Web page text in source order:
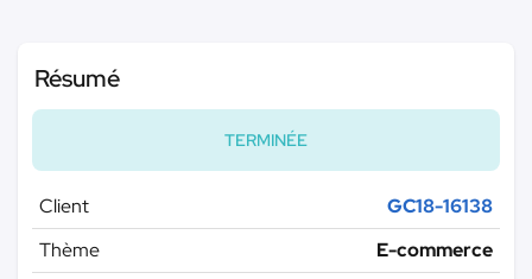
Résumé
TERMINÉE
Client
GC18-16138
Thème
E-commerce